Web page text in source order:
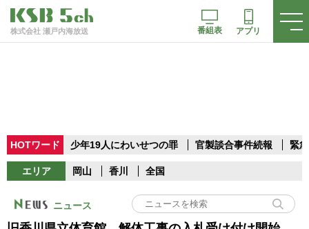
株式会社 瀬戸内海放送 番組表 アプリ
HOTワード 少年19人にわいせつの罪 官製談合事件続報 緊
エリア 岡山 香川 全国
ニュース